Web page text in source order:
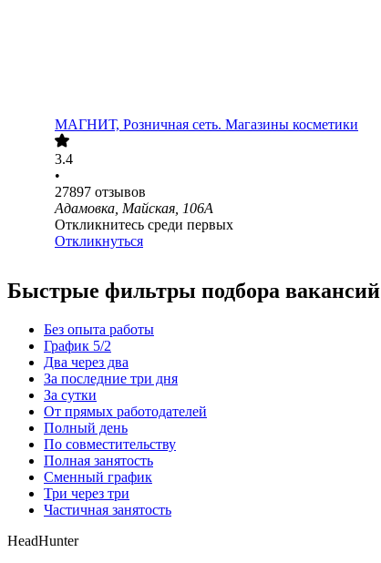
МАГНИТ, Розничная сеть. Магазины косметики
3.4
•
27897 отзывов
Адамовка, Майская, 106А
Откликнитесь среди первых
Откликнуться
Быстрые фильтры подбора вакансий
Без опыта работы
График 5/2
Два через два
За последние три дня
За сутки
От прямых работодателей
Полный день
По совместительству
Полная занятость
Сменный график
Три через три
Частичная занятость
HeadHunter